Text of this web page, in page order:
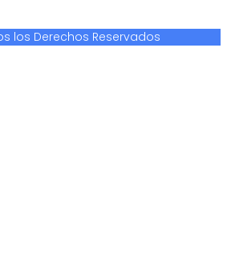
los Derechos Reservados